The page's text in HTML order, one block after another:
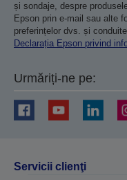
și sondaje, despre
Epson prin e-mail sau alte
preferințelor dvs. și
Declarația Epson privind
Urmăriți-ne pe:
Servicii clienţi